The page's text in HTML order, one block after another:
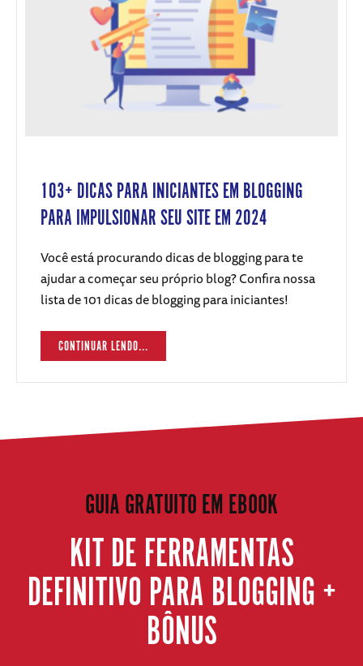
103+ DICAS PARA INICIANTES EM BLOGGING
PARA IMPULSIONAR SEU SITE EM 2024
Você está procurando dicas de blogging para te
ajudar a começar seu próprio blog? Confira nossa
lista de 101 dicas de blogging para iniciantes!
CONTINUAR LENDO...
GUIA GRATUITO EM EBOOK
KIT DE FERRAMENTAS
DEFINITIVO PARA BLOGGING +
BÔNUS